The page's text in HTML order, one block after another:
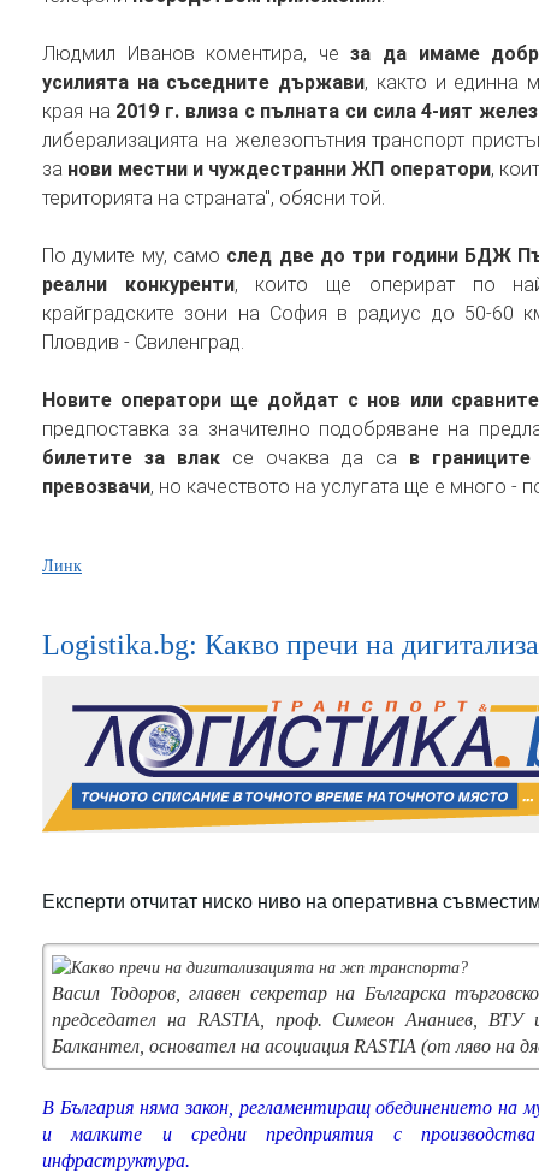
Людмил Иванов коментира, че за да имаме
усилията на съседните държави, както и единна
края на2019 г. влиза с пълната си сила 4-ият
либерализацията на железопътния транспорт
за нови местни и чуждестранни ЖП оператори,
територията на страната", обясни той.
По думите му, само след две до три години БДЖ
реални конкуренти, които ще оперират по най
крайградските зони на София в радиус до 50-60
Пловдив - Свиленград.
Новите оператори ще дойдат с нов или
предпоставка за значително подобряване на
билетите за влак се очаква да са в
превозвачи, но качеството на услугата ще е много
Линк
Logistika.bg: Какво пречи на
Експерти отчитат ниско ниво на оперативна
Васил Тодоров, главен секретар на Българска
председател на RASTIA, проф. Симеон Ананиев, ВТУ
Балкантел, основател на асоциация RASTIA (от ляво на
В България няма закон, регламентиращ обединението на
и малките и средни предприятия с
инфраструктура.